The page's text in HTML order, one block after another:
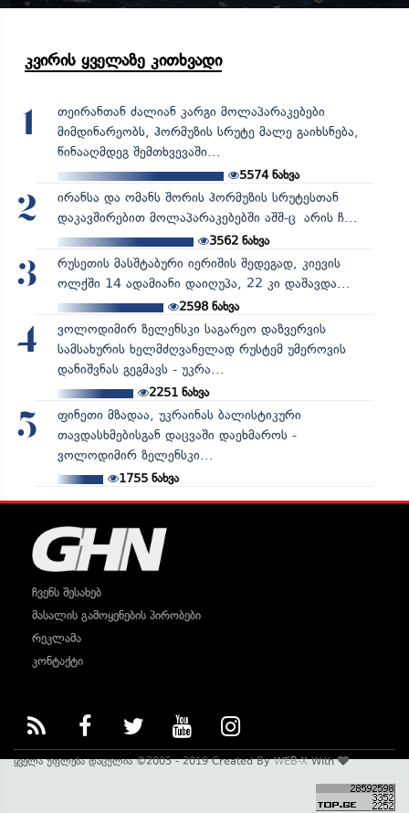
კვირის ყველაზე კითხვადი
1
თეირანთან ძალიან კარგი მოლაპარაკებები
მიმდინარეობს, ჰორმუზის სრუტე მალე გაიხსნება,
წინააღმდეგ შემთხვევაში...
5574ნახვა
2
ირანსა და ომანს შორის ჰორმუზის სრუტესთან
დაკავშირებით მოლაპარაკებებში აშშ-ც არის ჩ...
3562ნახვა
3
რუსეთის მასშტაბური იერიშის შედეგად, კიევის
ოლქში 14 ადამიანი დაიღუპა, 22 კი დაშავდა...
2598ნახვა
4
ვოლოდიმირ ზელენსკი საგარეო დაზვერვის
სამსახურის ხელმძღვანელად რუსტემ უმეროვის
დანიშვნას გეგმავს - უკრა...
2251ნახვა
5
ფინეთი მზადაა, უკრაინას ბალისტიკური
თავდასხმებისგან დაცვაში დაეხმაროს -
ვოლოდიმირ ზელენსკი...
1755ნახვა
ჩვენს შესახებ
მასალის გამოყენების პირობები
რეკლამა
კონტაქტი
ყველა უფლება დაცულია ©2005 - 2019 Created ByWEB-XWith